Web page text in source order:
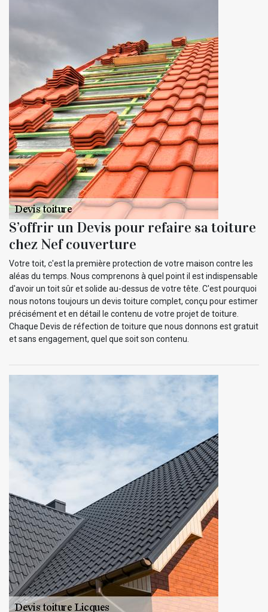
S’offrir un Devis pour refaire sa toiture
chez Nef couverture
Votre toit, c'est la première protection de votre maison contre les
aléas du temps. Nous comprenons à quel point il est indispensable
d'avoir un toit sûr et solide au-dessus de votre tête. C'est pourquoi
nous notons toujours un devis toiture complet, conçu pour estimer
précisément et en détail le contenu de votre projet de toiture.
Chaque Devis de réfection de toiture que nous donnons est gratuit
et sans engagement, quel que soit son contenu.